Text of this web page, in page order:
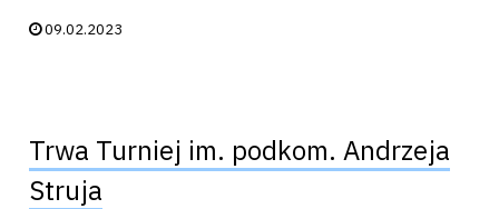
Data publikacji:
09.02.2023
Trwa Turniej im. podkom. Andrzeja
Struja